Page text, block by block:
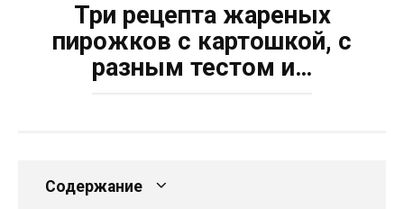
Три рецепта жареных
пирожков с картошкой, с
разным тестом и…
Содержание